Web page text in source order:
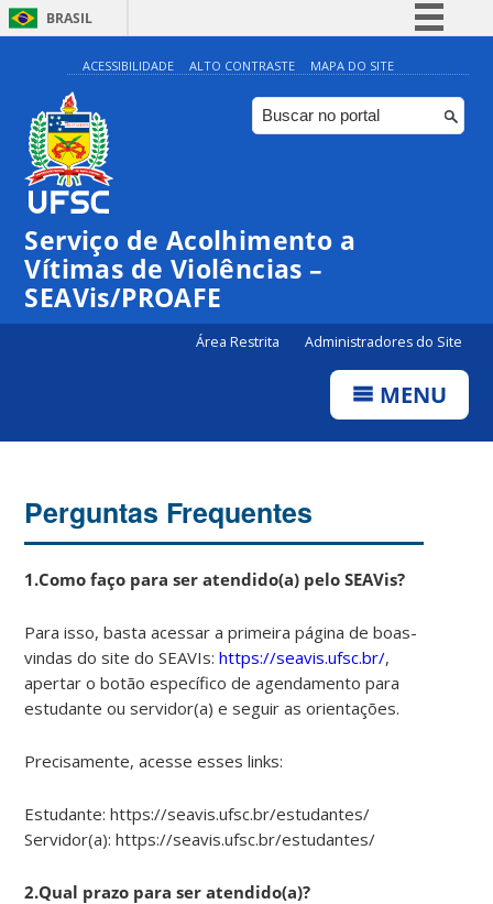
BRASIL
Simplifique!
Comunica BR
Participe
Canais
ACESSIBILIDADE ALTO CONTRASTE MAPA DO SITE
Serviço de Acolhimento a
Vítimas de Violências –
SEAVis/PROAFE
Área Restrita Administradores do Site
MENU
Perguntas Frequentes
1.Como faço para ser atendido(a) pelo SEAVis?
Para isso, basta acessar a primeira página de boas-
vindas do site do SEAVIs:https://seavis.ufsc.br/,
apertar o botão específico de agendamento para
estudante ou servidor(a) e seguir as orientações.
Precisamente, acesse esses links:
Estudante: https://seavis.ufsc.br/estudantes/
Servidor(a): https://seavis.ufsc.br/estudantes/
2.Qual prazo para ser atendido(a)?